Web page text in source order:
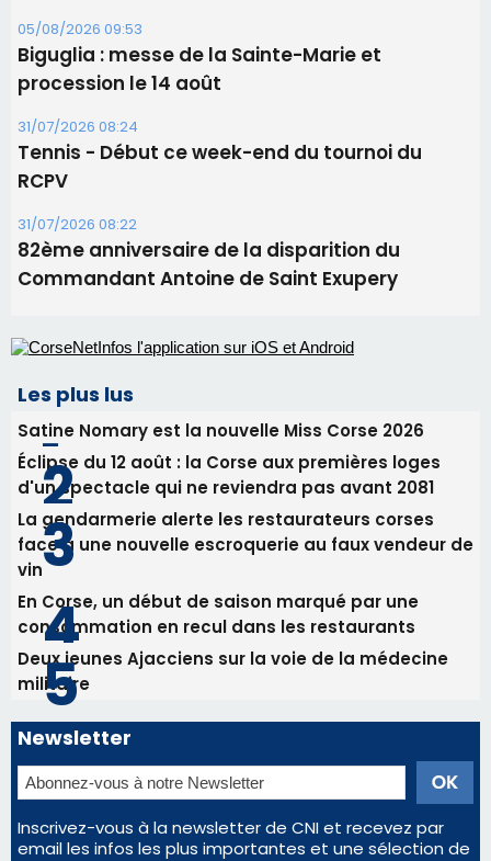
31/07/2026 08:22
82ème anniversaire de la disparition du
Commandant Antoine de Saint Exupery
Les plus lus
Satine Nomary est la nouvelle Miss Corse 2026
Éclipse du 12 août : la Corse aux premières loges
d'un spectacle qui ne reviendra pas avant 2081
face à une nouvelle escroquerie au faux vendeur de
En Corse, un début de saison marqué par une
consommation en recul dans les restaurants
Deux jeunes Ajacciens sur la voie de la médecine
militaire
Newsletter
Inscrivez-vous à la newsletter de CNI et recevez par
email les infos les plus importantes et une sélection de
nos meilleurs articles
Régie publicitaire